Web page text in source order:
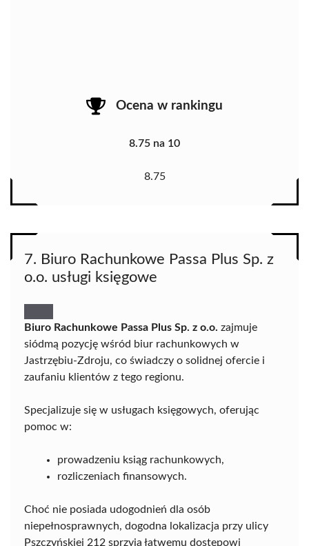
Ocena w rankingu
8.75 na 10
8.75
7. Biuro Rachunkowe Passa Plus Sp. z
o.o. usługi księgowe
Biuro Rachunkowe Passa Plus Sp. z o.o. zajmuje
siódmą pozycję wśród biur rachunkowych w
Jastrzębiu-Zdroju, co świadczy o solidnej ofercie i
zaufaniu klientów z tego regionu.
Specjalizuje się w usługach księgowych, oferując
pomoc w:
prowadzeniu ksiąg rachunkowych,
rozliczeniach finansowych.
Choć nie posiada udogodnień dla osób
niepełnosprawnych, dogodna lokalizacja przy ulicy
Pszczyńskiej 212 sprzyja łatwemu dostępowi